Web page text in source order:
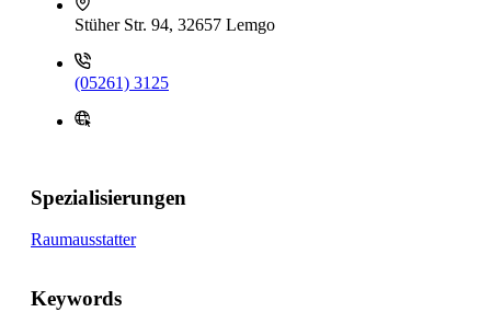
Stüher Str. 94, 32657 Lemgo
(05261) 3125
Spezialisierungen
Raumausstatter
Keywords